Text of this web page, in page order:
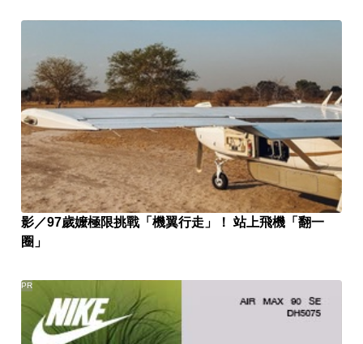
影／97歲嬤極限挑戰「機翼行走」！ 站上飛機「翻一
圈」
PR